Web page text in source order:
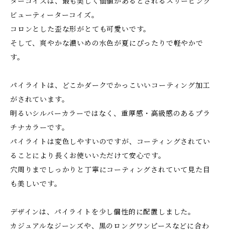
ビューティーターコイズ。
コロンとした歪な形がとても可愛いです。
そして、爽やかな濃いめの水色が夏にぴったりで軽やかで
す。
パイライトは、どこかダークでかっこいいコーティング加工
がされています。
明るいシルバーカラーではなく、重厚感・高級感のあるプラ
チナカラーです。
パイライトは変色しやすいのですが、コーティングされてい
ることにより長くお使いいただけて安心です。
穴周りまでしっかりと丁寧にコーティングされていて見た目
も美しいです。
デザインは、パイライトを少し個性的に配置しました。
カジュアルなジーンズや、黒のロングワンピースなどに合わ